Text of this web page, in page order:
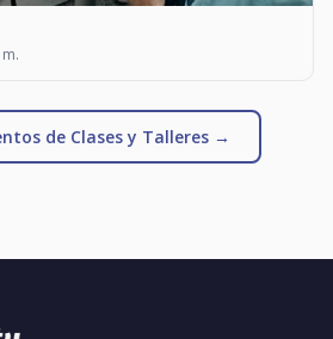
de Clases y Talleres →